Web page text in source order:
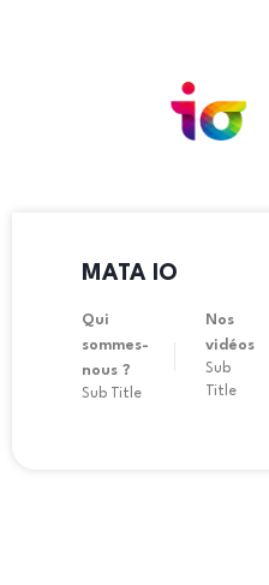
MATA IO
Qui
sommes-
nous ?
Sub Title
Nos
vidéos
Sub
Title